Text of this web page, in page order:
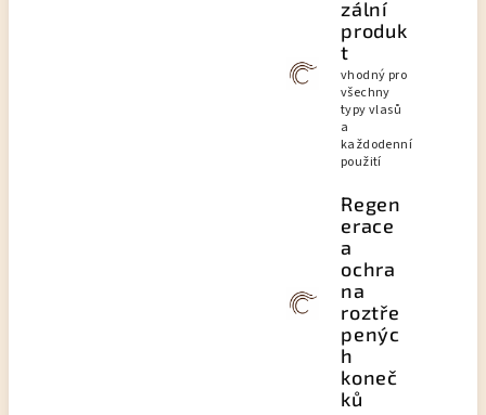
zální
produk
t
vhodný pro
všechny
typy vlasů
a
každodenní
použití
Regen
erace
a
ochra
na
roztře
penýc
h
koneč
ků